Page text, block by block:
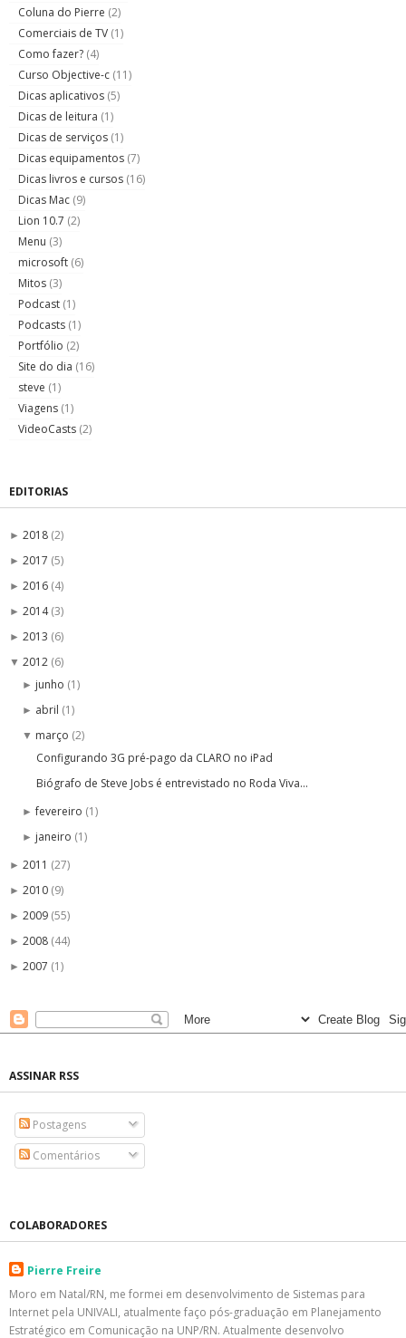
Coluna do Pierre (2)
Comerciais de TV (1)
Como fazer? (4)
Curso Objective-c (11)
Dicas aplicativos (5)
Dicas de leitura (1)
Dicas de serviços (1)
Dicas equipamentos (7)
Dicas livros e cursos (16)
Dicas Mac (9)
Lion 10.7 (2)
Menu (3)
microsoft (6)
Mitos (3)
Podcast (1)
Podcasts (1)
Portfólio (2)
Site do dia (16)
steve (1)
Viagens (1)
VideoCasts (2)
EDITORIAS
► 2018 (2)
► 2017 (5)
► 2016 (4)
► 2014(3)
► 2013 (6)
▼ 2012 (6)
► junho (1)
► abril (1)
▼ março (2)
Configurando 3G pré-pago da CLARO no iPad
Biógrafo de Steve Jobs é entrevistado no Roda Viva...
►fevereiro (1)
► janeiro (1)
► 2011 (27)
► 2010 (9)
► 2009 (55)
► 2008 (44)
► 2007 (1)
ASSINAR RSS
Postagens
Comentários
COLABORADORES
Pierre Freire
Moro em Natal/RN, me formei em desenvolvimento de Sistemas para
Internet pela UNIVALI, atualmente faço pós-graduação em Planejamento
Estratégico em Comunicação na UNP/RN. Atualmente desenvolvo